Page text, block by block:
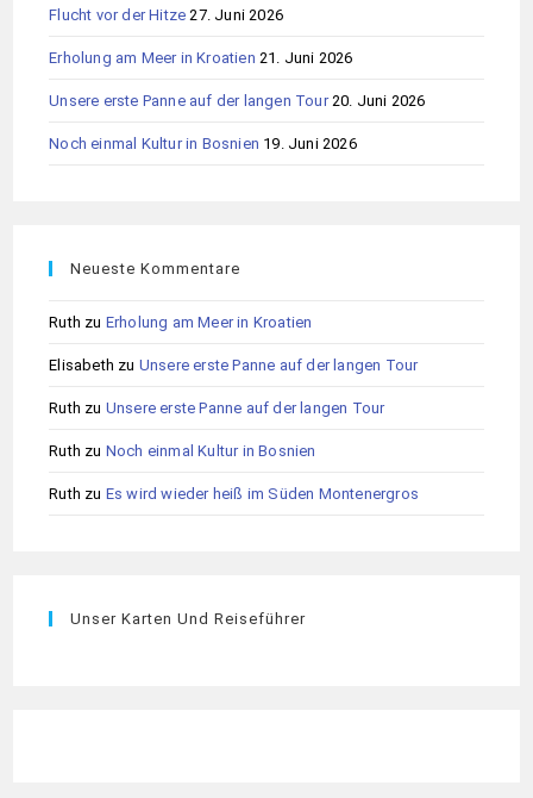
Flucht vor der Hitze 27. Juni 2026
Erholung am Meer in Kroatien 21. Juni 2026
Unsere erste Panne auf der langen Tour 20. Juni 2026
Noch einmal Kultur in Bosnien 19. Juni 2026
Neueste Kommentare
Ruth zu Erholung am Meer in Kroatien
Elisabeth zu Unsere erste Panne auf der langen Tour
Ruth zu Unsere erste Panne auf der langen Tour
Ruth zu Noch einmal Kultur in Bosnien
Ruth zu Es wird wieder heiß im Süden Montenergros
Unser Karten Und Reiseführer